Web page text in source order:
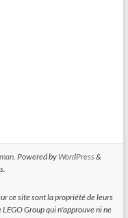
. Powered by WordPress&
ce site sont la propriété de leurs
Group qui n'approuve ni ne